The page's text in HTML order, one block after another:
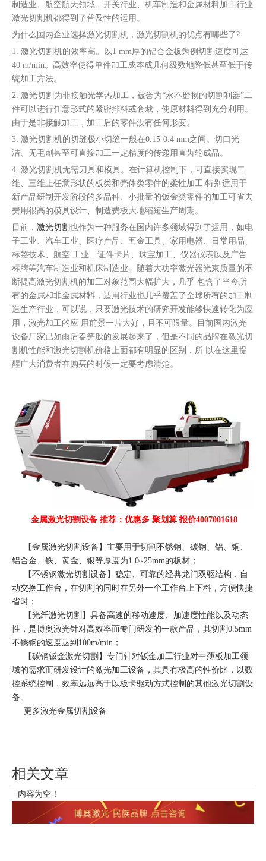
制造业、航空航天领域、开关行业、机车制造和金属材料加工行业
激光切割机都得到了普及性的运用。
为什么国内企业选择激光切割机，激光切割机的优点有哪些了?
1. 激光切割机的效率高。以1 mm厚的铝合金板为例切割速度可达
40 m/min。高效率使得单件加工成本成几何级数地降低甚至低于传
统加工方法。
2. 激光切割为非接触光学热加工，被誉为“永不磨损的切割利器”工
件可以进行任意形式的紧密排料或套裁，使原材料得到充分利用。
由于是非接触加工，加工后的零件没有任何形变。
3. 激光切割机的切缝极小切缝一般在0.15-0.4 mm之间。切口光
洁、无毛刺甚至可直接加工一定精度的传递用直齿轮成品。
4. 激光切割机无需刀具和模具。在计算机控制下，可直接实现二
维、三维上任意形状的板类和壳体类零件的柔性加工.特别适用于
新产品研制开发阶段的多品种、小批量的饭金类零件的加工可省去
费用很高的模具设计、制造费极大地缩短生产周期。
目前， 激光切割 也作为一种服务在国内许多领域得到了运用，如电
子工业、汽车工业、医疗产品、五金工具、家用电器、日常用品、
标签技术、航空 工业、证件卡片、珠宝加工、仪器仪表以及广告
标牌等汽车制造业和机床制造业。随着大功率激光器光束质量的不
断提高激光切割机的加工对象范围大幅扩大，几乎 包含了当今所
有的金属和非金属材料，适用行业也几乎覆盖了全球所有的加工制
造生产行业，可以说，只要激光技术的研究开发能够快速转化为应
用，激光加工的应 用前景一片大好，且不可限量。目前国内激光
设备厂家已如雨后春笋般的发展起来了，但是不同的品牌在激光切
割机性能和激光切割机价格上面都有明显的区别，所 以在这里提
醒广大消费者在购买的时候一定要考虑清楚。
金属激光切割设备 推荐：优惠多 聚划算 报价4007001618
【金属激光切割设备 】主要用于切割不锈钢、碳钢、铝、铜、
铝合金、铁、黄金、银等厚度为1.0~25mm的板材；
【不锈钢激光切割设备 】稳定、可靠的经典龙门双驱结构，自
动交换工作台，在切割的同时在另外一个工作台上下料，方便快捷
省时；
【光纤激光切割 】具备高速的移动速度、加速度性能以及动态
性，是博奥激光针对高效率而专门研发的一款产品，其切割0.5mm
不锈钢的速度达到100m/min；
【碳钢钣金激光切割 】专门针对钣金加工行业对中薄板加工领
域的需求而研发设计的激光加工设备，其具有极高的性价比，以数
控系统控制，效率远远高于以板卡驱动方式控制的其他激光切割设
备。
更多激光金属切割 设备
相关文章
内容为空！